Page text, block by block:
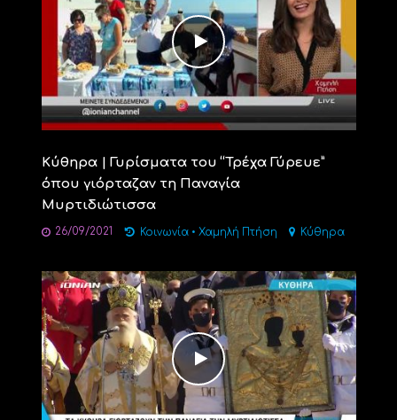
Κύθηρα | Γυρίσματα του “Τρέχα Γύρευε”
όπου γιόρταζαν τη Παναγία
Μυρτιδιώτισσα
26/09/2021 Κοινωνία • Χαμηλή Πτήση Κύθηρα